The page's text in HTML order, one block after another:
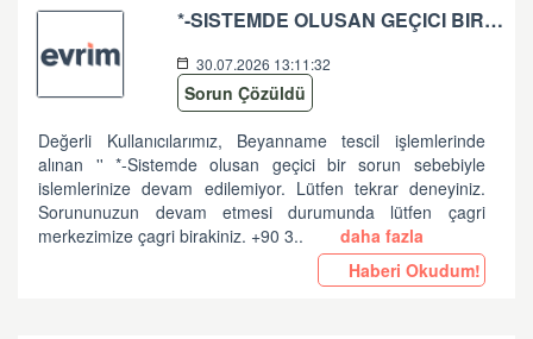
*-SISTEMDE OLUSAN GEÇICI BIR SORUN SEBEBIYLE ISLEMLERINIZE DEVAM EDILEMIYOR. LÜTFEN TEKRAR DENEYINIZ. SORUNUNUZUN DEVAM ETMESI DURUMUNDA LÜTFEN ÇAGRI MERKEZIMIZE ÇAGRI BIRAKINIZ. +90 312 444 84 82 '' HATASI HK
30.07.2026 13:11:32
Sorun Çözüldü
Değerli Kullanıcılarımız, Beyanname tescil işlemlerinde
alınan '' *-Sistemde olusan geçici bir sorun sebebiyle
islemlerinize devam edilemiyor. Lütfen tekrar deneyiniz.
Sorununuzun devam etmesi durumunda lütfen çagri
merkezimize çagri birakiniz. +90 3..
daha fazla
Haberi Okudum!